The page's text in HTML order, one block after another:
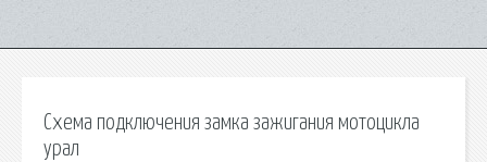
Схема подключения замка зажигания мотоцикла
урал